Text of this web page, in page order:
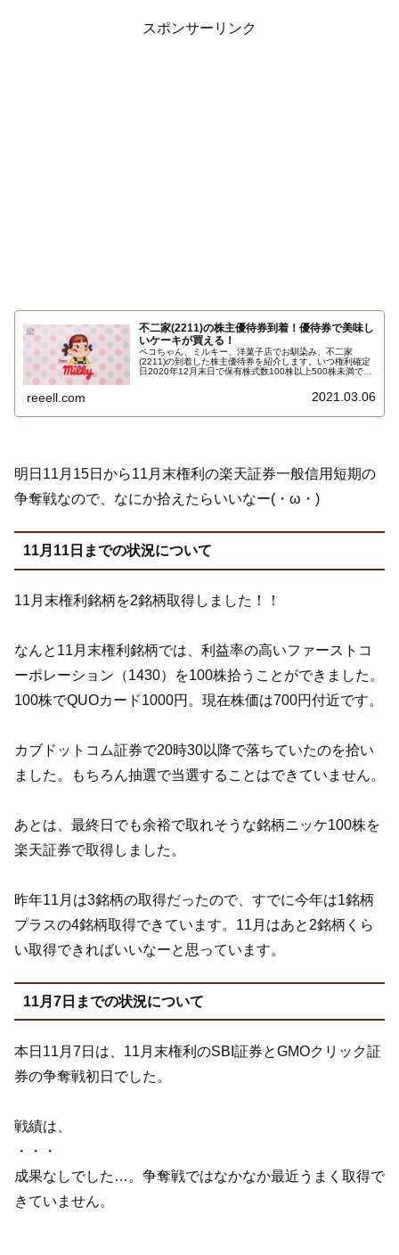
スポンサーリンク
不二家(2211)の株主優待券到着！優待券で美味し
いケーキが買える！
ペコちゃん、ミルキー、洋菓子店でお馴染み、不二家
(2211)の到着した株主優待券を紹介します。いつ権利確定
日2020年12月末日で保有株式数100株以上500株未満で、
二家グループ店舗での買物または飲食に利用できます。詳
reeell.com 2021.03.06
明日11月15日から11月末権利の楽天証券一般信用短期の
争奪戦なので、なにか拾えたらいいなー(・ω・)
11月11日までの状況について
11月末権利銘柄を2銘柄取得しました！！
なんと11月末権利銘柄では、利益率の高いファーストコ
ーポレーション（1430）を100株拾うことができました。
100株でQUOカード1000円。現在株価は700円付近です。
カブドットコム証券で20時30以降で落ちていたのを拾い
ました。もちろん抽選で当選することはできていません。
あとは、最終日でも余裕で取れそうな銘柄ニッケ100株を
楽天証券で取得しました。
昨年11月は3銘柄の取得だったので、すでに今年は1銘柄
プラスの4銘柄取得できています。11月はあと2銘柄くら
い取得できればいいなーと思っています。
11月7日までの状況について
本日11月7日は、11月末権利のSBI証券とGMOクリック証
券の争奪戦初日でした。
戦績は、
・・・
成果なしでした…。争奪戦ではなかなか最近うまく取得で
きていません。